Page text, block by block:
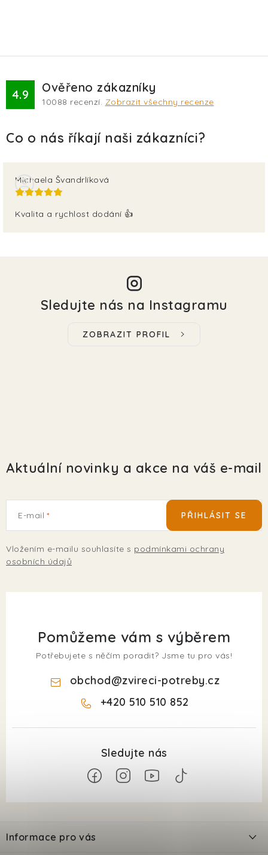
4.9 Ověřeno zákazníky
10088 recenzí. Zobrazit všechny recenze
Michaela Švandrlíková
Kvalita a rychlost dodání 👍
Sledujte nás na Instagramu
ZOBRAZIT PROFIL
Aktuální novinky a akce na váš e-mail
E-mail
Vložením e-mailu souhlasíte s podmínkami ochrany
osobních údajů
PŘIHLÁSIT SE
Pomůžeme vám s výběrem
Potřebujete s něčím poradit? Jsme tu pro vás!
obchod@zvireci-potreby.cz
+420 510 510 852
pInformace pro vás